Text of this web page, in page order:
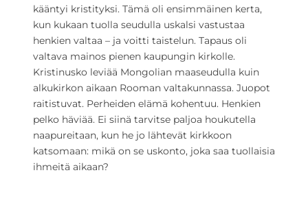
kääntyi kristityksi. Tämä oli ensimmäinen kerta,
kun kukaan tuolla seudulla uskalsi vastustaa
henkien valtaa – ja voitti taistelun. Tapaus oli
valtava mainos pienen kaupungin kirkolle.
Kristinusko leviää Mongolian maaseudulla kuin
alkukirkon aikaan Rooman valtakunnassa. Juopot
raitistuvat. Perheiden elämä kohentuu. Henkien
pelko häviää. Ei siinä tarvitse paljoa houkutella
naapureitaan, kun he jo lähtevät kirkkoon
katsomaan: mikä on se uskonto, joka saa tuollaisia
ihmeitä aikaan?